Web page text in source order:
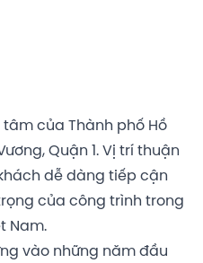
của Thành phố Hồ
Quận 1. Vị trí thuận
dễ dàng tiếp cận
của công trình trong
Nam.
vào những năm đầu